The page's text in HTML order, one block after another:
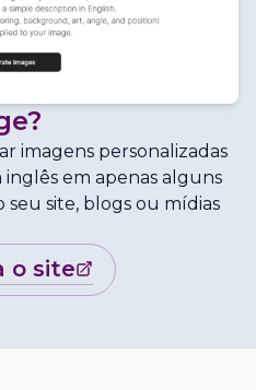
?
imagens personalizadas
em apenas alguns
site, blogs ou mídias
o site